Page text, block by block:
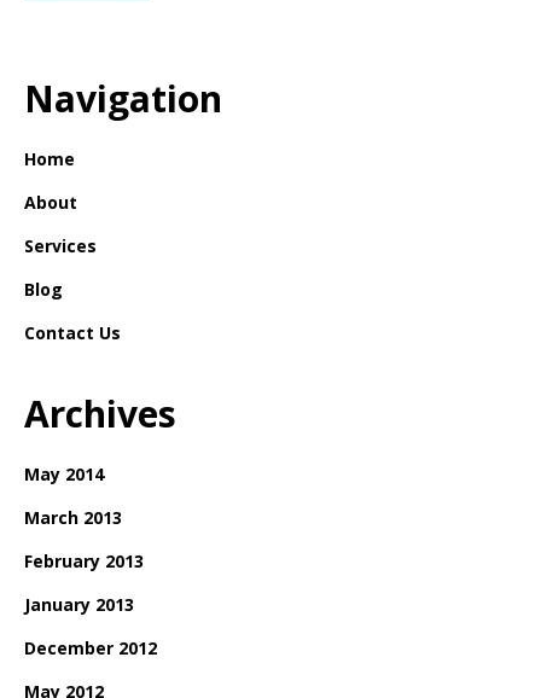
Navigation
Home
About
Services
Blog
Contact Us
Archives
May 2014
March 2013
February 2013
January 2013
December 2012
May 2012